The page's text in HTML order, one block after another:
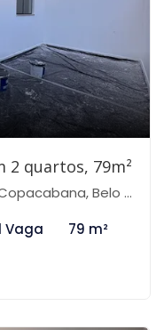
2 quartos, 79m²
Belo Horizonte-MG
Vaga 79 m²